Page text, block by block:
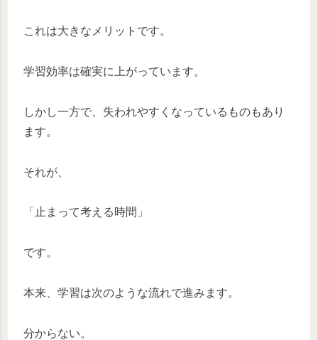
これは大きなメリットです。
学習効率は確実に上がっています。
しかし一方で、失われやすくなっているものもあり
ます。
それが、
「止まって考える時間」
です。
本来、学習は次のような流れで進みます。
分からない。